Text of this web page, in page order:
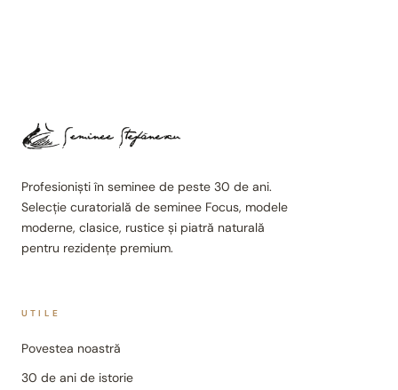
Profesioniști în seminee de peste 30 de ani.
Selecție curatorială de seminee Focus, modele
moderne, clasice, rustice și piatră naturală
pentru rezidențe premium.
UTILE
Povestea noastră
30 de ani de istorie